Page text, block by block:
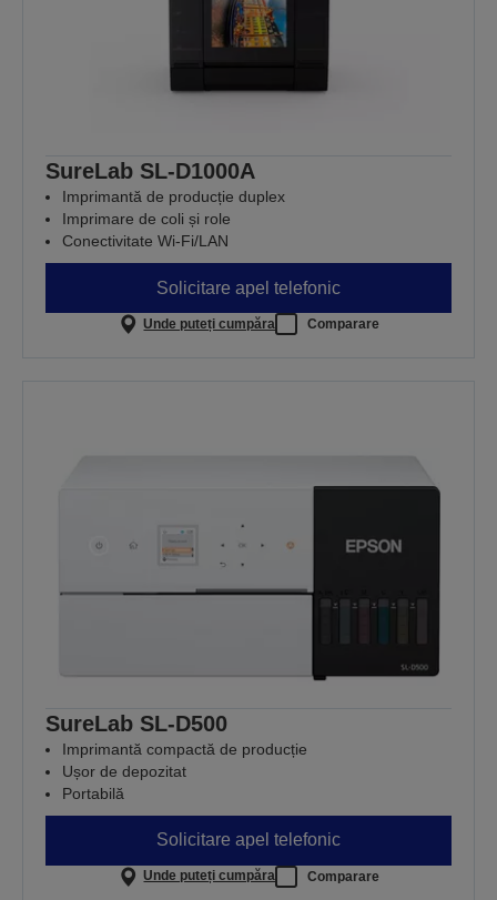
SureLab SL-D1000A
Imprimantă de producție duplex
Imprimare de coli și role
Conectivitate Wi-Fi/LAN
Solicitare apel telefonic
Unde puteți cumpăra Comparare
SureLab SL-D500
Imprimantă compactă de producție
Ușor de depozitat
Portabilă
Solicitare apel telefonic
Unde puteți cumpăra Comparare